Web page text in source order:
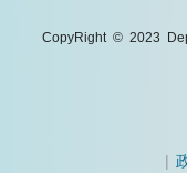
CopyRight © 2023
|